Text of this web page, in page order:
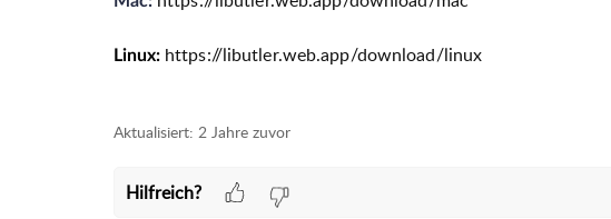
Linux: https://libutler.web.app/download/linux
Aktualisiert: 2 Jahre zuvor
Hilfreich?